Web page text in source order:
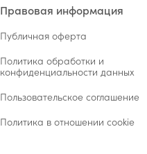
Правовая информация
Публичная оферта
Политика обработки и
конфиденциальности данных
Пользовательское соглашение
Политика в отношении cookie